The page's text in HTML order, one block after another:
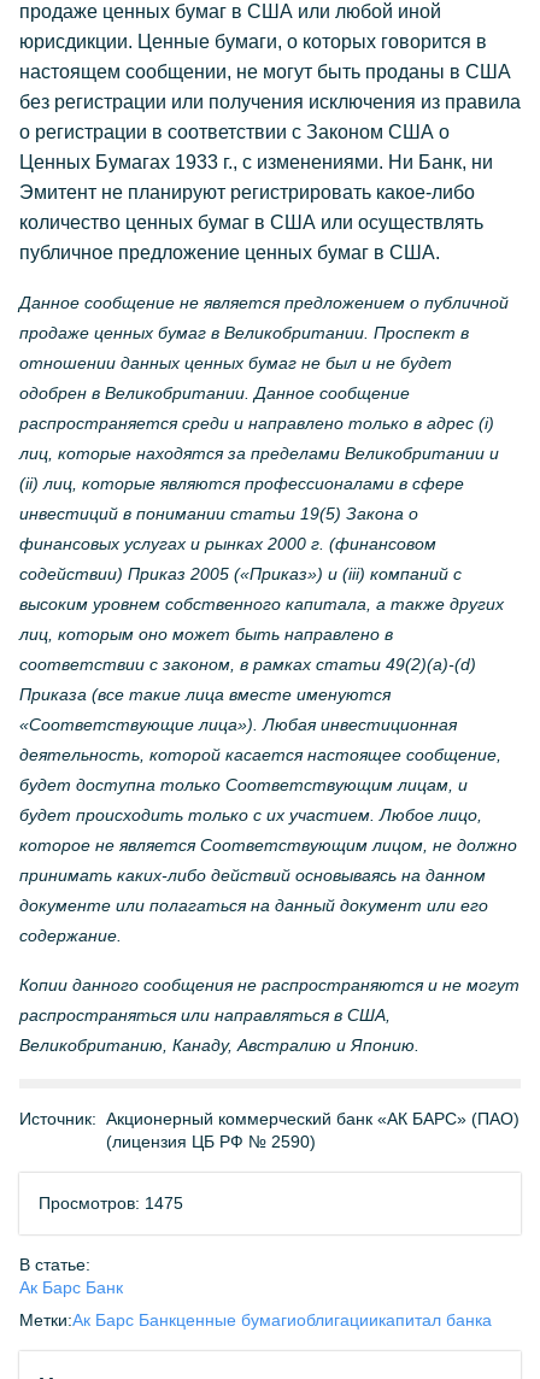
продаже ценных бумаг в США или любой иной
юрисдикции. Ценные бумаги, о которых говорится в
настоящем сообщении, не могут быть проданы в США
без регистрации или получения исключения из правила
о регистрации в соответствии с Законом США о
Ценных Бумагах 1933 г., с изменениями. Ни Банк, ни
Эмитент не планируют регистрировать какое-либо
количество ценных бумаг в США или осуществлять
публичное предложение ценных бумаг в США.
Данное сообщение не является предложением о публичной
продаже ценных бумаг в Великобритании. Проспект в
отношении данных ценных бумаг не был и не будет
одобрен в Великобритании. Данное сообщение
распространяется среди и направлено только в адрес (i)
лиц, которые находятся за пределами Великобритании и
(ii) лиц, которые являются профессионалами в сфере
инвестиций в понимании статьи 19(5) Закона о
финансовых услугах и рынках 2000 г. (финансовом
содействии) Приказ 2005 («Приказ») и (iii) компаний с
высоким уровнем собственного капитала, а также других
лиц, которым оно может быть направлено в
соответствии с законом, в рамках статьи 49(2)(а)-(d)
Приказа (все такие лица вместе именуются
«Соответствующие лица»). Любая инвестиционная
деятельность, которой касается настоящее сообщение,
будет доступна только Соответствующим лицам, и
будет происходить только с их участием. Любое лицо,
которое не является Соответствующим лицом, не должно
принимать каких-либо действий основываясь на данном
документе или полагаться на данный документ или его
содержание.
Копии данного сообщения не распространяются и не могут
распространяться или направляться в США,
Великобританию, Канаду, Австралию и Японию.
Источник: Акционерный коммерческий банк «АК БАРС» (ПАО)
(лицензия ЦБ РФ № 2590)
Просмотров: 1475
В статье:
Ак Барс Банк
Метки:Ак Барс Банкценные бумагиоблигациикапитал банка